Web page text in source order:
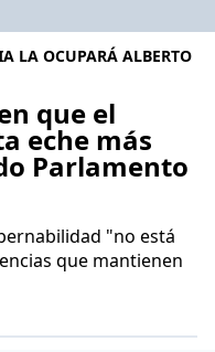
LA OCUPARÁ ALBERTO
que el
eche más
Parlamento
"no está
que mantienen